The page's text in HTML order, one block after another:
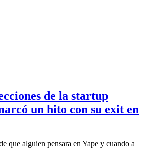
de la startup
un hito con su exit en
que alguien pensara en Yape y cuando a